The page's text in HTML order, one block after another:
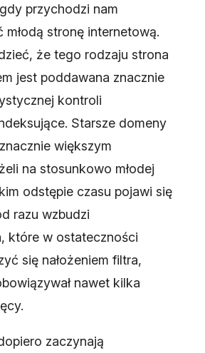
przychodzi nam
stronę internetową.
że tego rodzaju strona
jest poddawana znacznie
kontroli
Starsze domeny
większym
na stosunkowo młodej
odstępie czasu pojawi się
razu wzbudzi
które w ostateczności
się nałożeniem filtra,
nawet kilka
zaczynają